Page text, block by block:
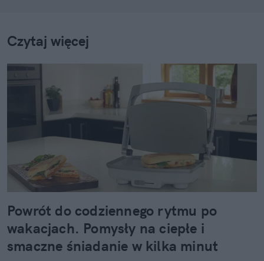
Czytaj więcej
Powrót do codziennego rytmu po
wakacjach. Pomysły na ciepłe i
smaczne śniadanie w kilka minut